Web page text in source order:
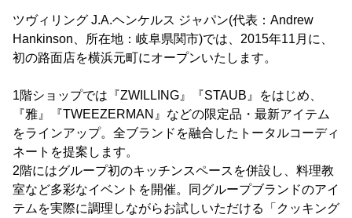
ツヴィリング J.A.ヘンケルス ジャパン(代表：Andrew
Hankinson、所在地：岐阜県関市)では、2015年11月に、
初の路面店を横浜元町にオープンいたします。
1階ショップでは『ZWILLING』『STAUB』をはじめ、
『雅』『TWEEZERMAN』などの限定品・最新アイテム
をラインアップ。全ブランドを融合したトータルコーディ
ネートを提案します。
2階にはグループ初のキッチンスペースを併設し、料理教
室など多彩なイベントを開催。同グループブランドのアイ
テムを実際に調理しながらお試しいただける「クッキング